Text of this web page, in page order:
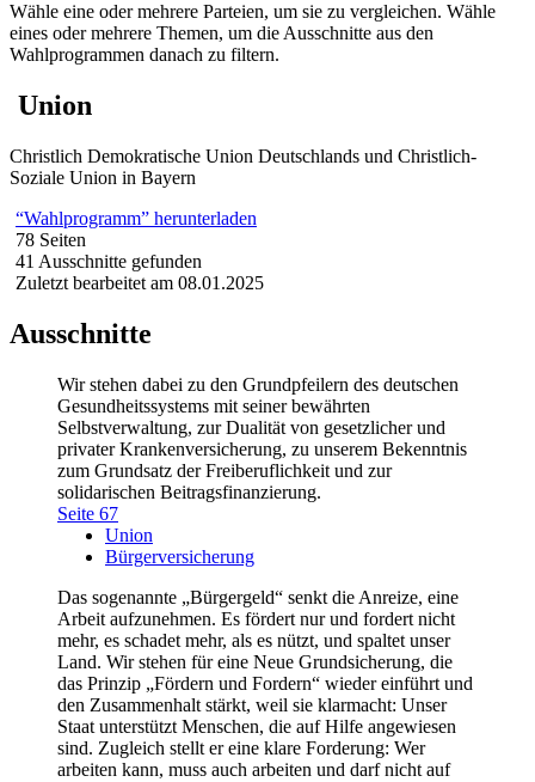
Wähle eine oder mehrere Parteien, um sie zu vergleichen. Wähle
eines oder mehrere Themen, um die Ausschnitte aus den
Wahlprogrammen danach zu filtern.
Union
Christlich Demokratische Union Deutschlands und Christlich-
Soziale Union in Bayern
“Wahlprogramm” herunterladen
78 Seiten
41 Ausschnitte gefunden
Zuletzt bearbeitet am 08.01.2025
Ausschnitte
Wir stehen dabei zu den Grundpfeilern des deutschen
Gesundheitssystems mit seiner bewährten
Selbstverwaltung, zur Dualität von gesetzlicher und
privater Krankenversicherung, zu unserem Bekenntnis
zum Grundsatz der Freiberuflichkeit und zur
solidarischen Beitragsfinanzierung.
Seite 67
Union
Bürgerversicherung
Das sogenannte „Bürgergeld“ senkt die Anreize, eine
Arbeit aufzunehmen. Es fördert nur und fordert nicht
mehr, es schadet mehr, als es nützt, und spaltet unser
Land. Wir stehen für eine Neue Grundsicherung, die
das Prinzip „Fördern und Fordern“ wieder einführt und
den Zusammenhalt stärkt, weil sie klarmacht: Unser
Staat unterstützt Menschen, die auf Hilfe angewiesen
sind. Zugleich stellt er eine klare Forderung: Wer
arbeiten kann, muss auch arbeiten und darf nicht auf